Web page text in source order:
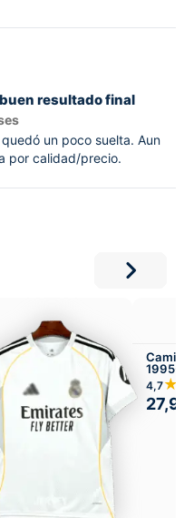
resultado final
un poco suelta. Aun
por calidad/precio.
1995-
Infantil
4,7
27,99